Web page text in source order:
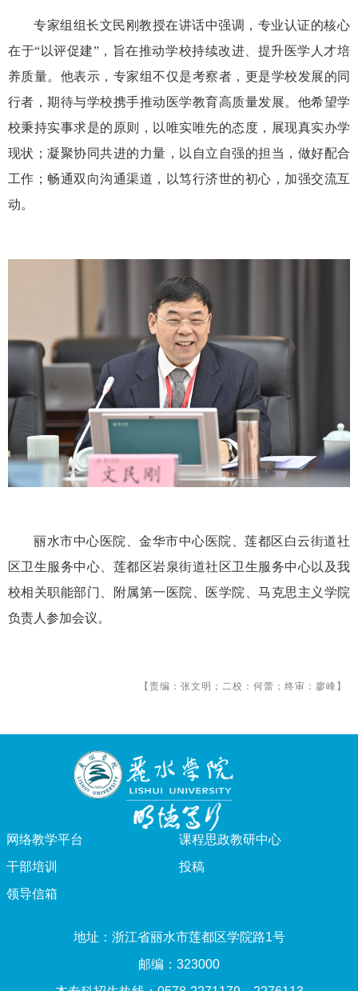
专家组组长文民刚教授在讲话中强调，专业认证的核心
在于“以评促建”，旨在推动学校持续改进、提升医学人才培
养质量。他表示，专家组不仅是考察者，更是学校发展的同
行者，期待与学校携手推动医学教育高质量发展。他希望学
校秉持实事求是的原则，以唯实唯先的态度，展现真实办学
现状；凝聚协同共进的力量，以自立自强的担当，做好配合
工作；畅通双向沟通渠道，以笃行济世的初心，加强交流互
动。
丽水市中心医院、金华市中心医院、莲都区白云街道社
区卫生服务中心、莲都区岩泉街道社区卫生服务中心以及我
校相关职能部门、附属第一医院、医学院、马克思主义学院
负责人参加会议。
【责编：张文明；二校：何蕾；终审：廖峰】
网络教学平台
课程思政教研中心
干部培训
投稿
领导信箱
地址：浙江省丽水市莲都区学院路1号
邮编：323000